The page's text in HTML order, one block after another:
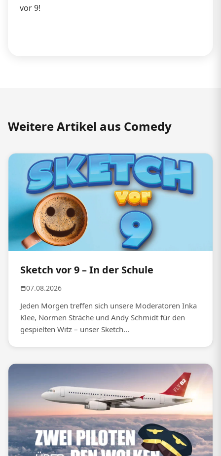
vor 9!
Weitere Artikel aus Comedy
Sketch vor 9 – In der Schule
07.08.2026
Jeden Morgen treffen sich unsere Moderatoren Inka
Klee, Normen Sträche und Andy Schmidt für den
gespielten Witz – unser Sketch...